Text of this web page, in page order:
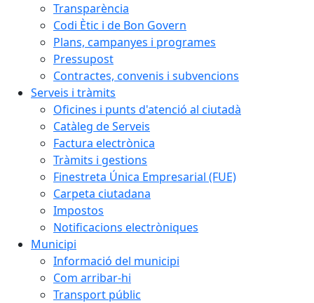
Transparència
Codi Ètic i de Bon Govern
Plans, campanyes i programes
Pressupost
Contractes, convenis i subvencions
Serveis i tràmits
Oficines i punts d'atenció al ciutadà
Catàleg de Serveis
Factura electrònica
Tràmits i gestions
Finestreta Única Empresarial (FUE)
Carpeta ciutadana
Impostos
Notificacions electròniques
Municipi
Informació del municipi
Com arribar-hi
Transport públic